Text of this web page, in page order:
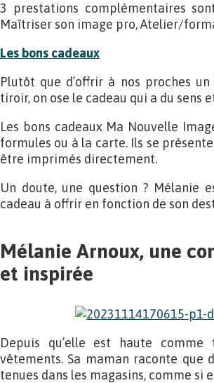
3 prestations complémentaires
Maîtriser son image pro, Atelier/
Les bons cadeaux
Plutôt que d’offrir à nos proches
tiroir, on ose le cadeau qui a du sens
Les bons cadeaux Ma Nouvelle
formules ou à la carte. Ils se
être imprimés directement.
Un doute, une question ? Mélanie
cadeau à offrir en fonction de son
Mélanie Arnoux, une
et inspirée
Depuis qu’elle est haute
vêtements. Sa maman raconte que
tenues dans les magasins, comme si